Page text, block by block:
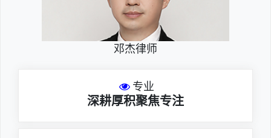
邓杰律师
专业
深耕厚积聚焦专注